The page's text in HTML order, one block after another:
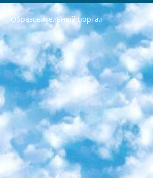
Образовательный портал
РЕСПУБЛИКА УЗБЕКИСТАН МИНИСТРЕРСТВО ДОШКОЛЬНОГО И ШКОЛЬНОГО ОБРАЗОВАНИЯ КОМАНДА в общеобразовательных учреждениях в 2023-2024 учебном году организация и проведение итоговой государственной аттестации обучающихся о Министра дошкольного и школьного образования Республики Узбекистан от 4 марта 2008 года (постановлением Минюста от 20 марта 2008 года № 1778 государственной регистрации) «Итоговое состояние учащихся общего среднего образования на основании положения об утверждении положения об аттестации общего среднего образования выпускной экзамен студентов в образовательных учреждениях в 2023-2024 учебном году В целях организации и прохождения аттестации приказываю: 1. Следующее: перечень предметов, по которым будет проводиться итоговая государственная аттестация и экзамен формы перевода согласно приложению 1; сертификаты международного образца, оценивающие уровень владения иностранными языками перечень согласно приложению 2; 2. Педагогический при специализированных образовательных учреждениях. научно-практический центр квалификации и международной оценки (Д.Давидова) 2024 г. До 25 марта: задания по предметам, по которым будет проводиться итоговая аттестация разработка и утверждение технических условий; итоговая аттестация на основании разработанного предметного задания разработка вопросов по предметам (устно и письменно), экзамен передача; общеобразовательные средние школы и специальные учебные заведения учащиеся выпускных классов школ и интернатов в агентской системе подготовка базы данных экзаменационных материалов и критериев оценки; перевод базы экзаменационных материалов на все языки обучения подать в Республиканский образовательный центр для изготовления; варианты экзаменов на основе разработанных контрольных материалов пусть будут поставлены задачи формирования. 3. Республиканский образовательный центр (Ш.Худайкулов) до 5 апреля 2024 года. до: база данных предоставленных экзаменационных материалов на все языки обучения перевод и экспертиза; для слепых, слабовидящих, глухих, слабослышащих и умственно отсталых детей учащиеся выпускных классов специализированных школ и школ-интернатов база данных экзаменационных материалов на всех преподаваемых языках подготовка критериев оценки; специализированные школы для умственно отсталых детей и технологии для учащихся выпускных классов школ-интернатов разработка соответствующих рекомендаций и критериев проведения ЕГЭ по естествознанию давать задания. 4. Педагогический при специализированных образовательных учреждениях. Научно-практический центр навыков и международной оценки (Д.Давидова), Республика образовательный центр (Худайкулов Ш.) итоговый государственный аттестационный экзамен ориентирован на творческое и логическое мышление при подготовке базы материалов учитывать введение заданий. 5. Следует отметить, что: